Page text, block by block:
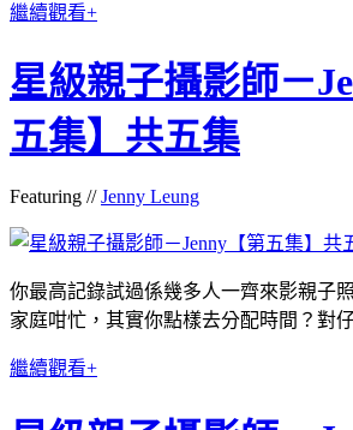
繼續觀看+
星級親子攝影師－
五集】共五集
Featuring //Jenny Leung
你最高記錄試過係幾多人一齊來影親子
家庭咁忙，其實你點樣去分配時間？對
繼續觀看+